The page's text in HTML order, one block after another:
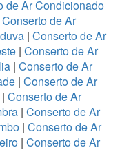
de Ar Condicionado
Conserto de Ar
| Conserto de Ar
| Conserto de Ar
| Conserto de Ar
| Conserto de Ar
| Conserto de Ar
| Conserto de Ar
| Conserto de Ar
| Conserto de Ar